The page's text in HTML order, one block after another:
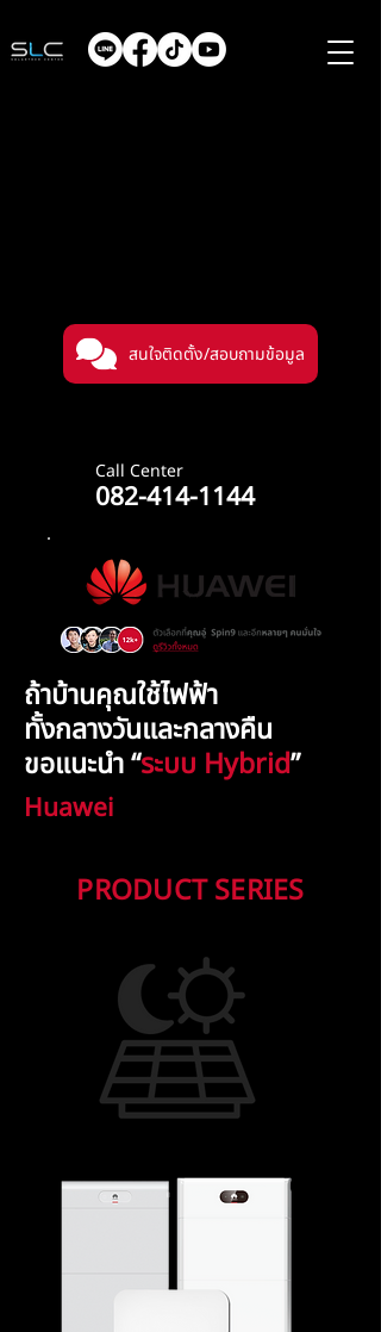
สนใจติดตั้ง/สอบถามข้อมูล
Call Center
082-414-1144
ถ้าบ้านคุณใช้ไฟฟ้า
ทั้งกลางวันและกลางคืน
ขอแนะนำ “ระบบ Hybrid”
Huawei
PRODUCT SERIES